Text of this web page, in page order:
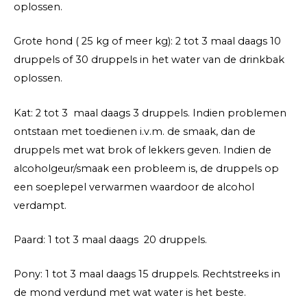
oplossen.
Grote hond ( 25 kg of meer kg): 2 tot 3 maal daags 10
druppels of 30 druppels in het water van de drinkbak
oplossen.
Kat: 2 tot 3 maal daags 3 druppels. Indien problemen
ontstaan met toedienen i.v.m. de smaak, dan de
druppels met wat brok of lekkers geven. Indien de
alcoholgeur/smaak een probleem is, de druppels op
een soeplepel verwarmen waardoor de alcohol
verdampt.
Paard: 1 tot 3 maal daags 20 druppels.
Pony: 1 tot 3 maal daags 15 druppels. Rechtstreeks in
de mond verdund met wat water is het beste.